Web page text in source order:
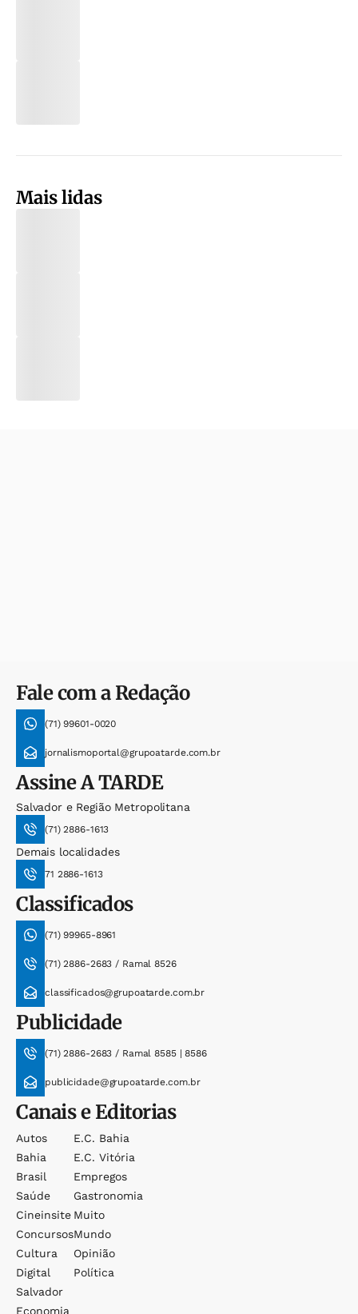
Mais lidas
Fale com a Redação
(71) 99601-0020
jornalismoportal@grupoatarde.com.br
AssineA TARDE
Salvador e Região Metropolitana
(71) 2886-1613
Demais localidades
71 2886-1613
Classificados
(71) 99965-8961
(71) 2886-2683 / Ramal 8526
classificados@grupoatarde.com.br
Publicidade
(71) 2886-2683 / Ramal 8585 | 8586
publicidade@grupoatarde.com.br
Canais e Editorias
Autos
Bahia
Brasil
Saúde
Cineinsite
Concursos
Cultura
Digital
Salvador
Economia
E.c. Bahia
E.c. Vitória
Empregos
Gastronomia
Muito
Mundo
Opinião
Política